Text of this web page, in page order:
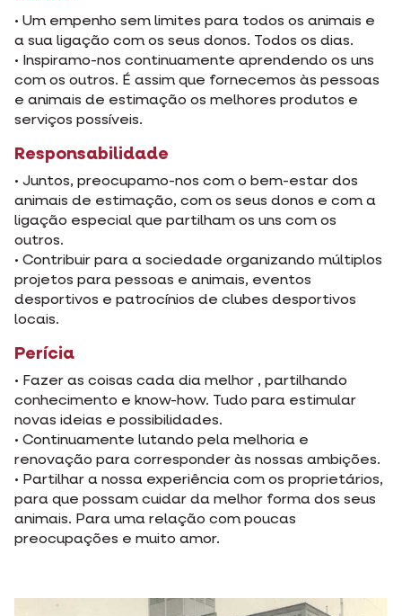
• Um empenho sem limites para todos os animais e
a sua ligação com os seus donos. Todos os dias.
• Inspiramo-nos continuamente aprendendo os uns
com os outros. É assim que fornecemos às pessoas
e animais de estimação os melhores produtos e
serviços possíveis.
Responsabilidade
• Juntos, preocupamo-nos com o bem-estar dos
animais de estimação, com os seus donos e com a
ligação especial que partilham os uns com os
outros.
• Contribuir para a sociedade organizando múltiplos
projetos para pessoas e animais, eventos
desportivos e patrocínios de clubes desportivos
locais.
Perícia
• Fazer as coisas cada dia melhor , partilhando
conhecimento e know-how. Tudo para estimular
novas ideias e possibilidades.
• Continuamente lutando pela melhoria e
renovação para corresponder às nossas ambições.
• Partilhar a nossa experiência com os proprietários,
para que possam cuidar da melhor forma dos seus
animais. Para uma relação com poucas
preocupações e muito amor.